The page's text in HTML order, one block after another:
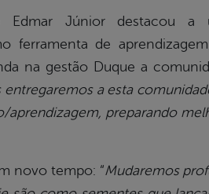
Edmar Júnior destacou a
ferramenta de
na gestão Duque a
a esta
preparando
novo tempo: “Mudaremos